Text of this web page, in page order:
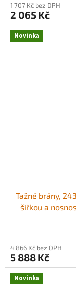
1 707 Kč bez DPH
2 065 Kč
Novinka
Tažné brány,
šířkou a
tahač pro
4 866 Kč bez DPH
5 888 Kč
Novinka